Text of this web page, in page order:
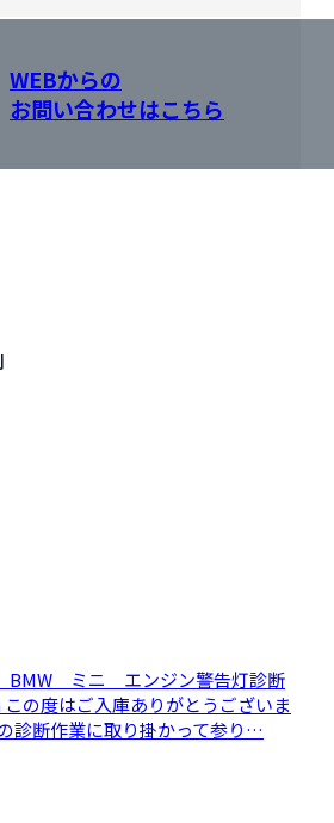
WEBからの
お問い合わせはこちら
ミニ エンジン警告灯診断
の度はご入庫ありがとうございま
診断作業に取り掛かって参り…